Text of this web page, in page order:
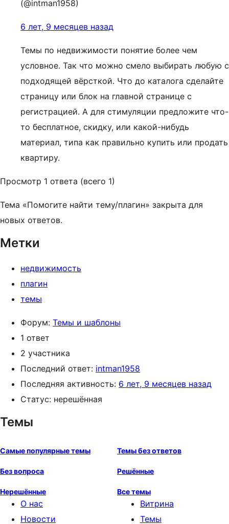
(@intman1958)
6 лет, 9 месяцев назад
Темы по недвижимости понятие более чем
условное. Так что можно смело выбирать любую с
подходящей вёрсткой. Что до каталога сделайте
страницу или блок на главной странице с
регистрацией. А для стимуляции предложите что-
то бесплатное, скидку, или какой-нибудь
материал, типа как правильно купить или продать
квартиру.
Просмотр 1 ответа (всего 1)
Тема «Помогите найти тему/плагин» закрыта для
новых ответов.
Метки
недвижимость
плагин
темы
Форум: Темы и шаблоны
1 ответ
2 участника
Последний ответ: intman1958
Последняя активность: 6 лет, 9 месяцев назад
Статус: нерешённая
Темы
Самые популярные темы Темы без ответов
Без вопроса Решённые
Нерешённые Все темы
О нас
Новости
Витрина
Темы